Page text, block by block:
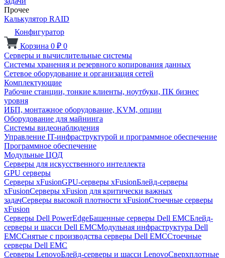
Прочее
Калькулятор RAID
Конфигуратор
Корзина 0 ₽ 0
Серверы и вычислительные системы
Системы хранения и резервного копирования данных
Сетевое оборудование и организация сетей
Комплектующие
Рабочие станции, тонкие клиенты, ноутбуки, ПК бизнес
уровня
ИБП, монтажное оборудование, KVM, опции
Оборудование для майнинга
Системы видеонаблюдения
Управление IT-инфраструктурой и программное обеспечение
Программное обеспечение
Модульные ЦОД
Серверы для искусственного интеллекта
GPU серверы
Серверы xFusionGPU-серверы xFusionБлейд-серверы
xFusionСерверы xFusion для критически важных
задачСерверы высокой плотности xFusionСтоечные серверы
xFusion
Серверы Dell PowerEdgeБашенные серверы Dell EMCБлейд-
серверы и шасси Dell EMCМодульная инфраструктура Dell
EMCСнятые с производства серверы Dell EMCСтоечные
серверы Dell EMC
Серверы LenovoБлейд-серверы и шасси LenovoСверхплотные